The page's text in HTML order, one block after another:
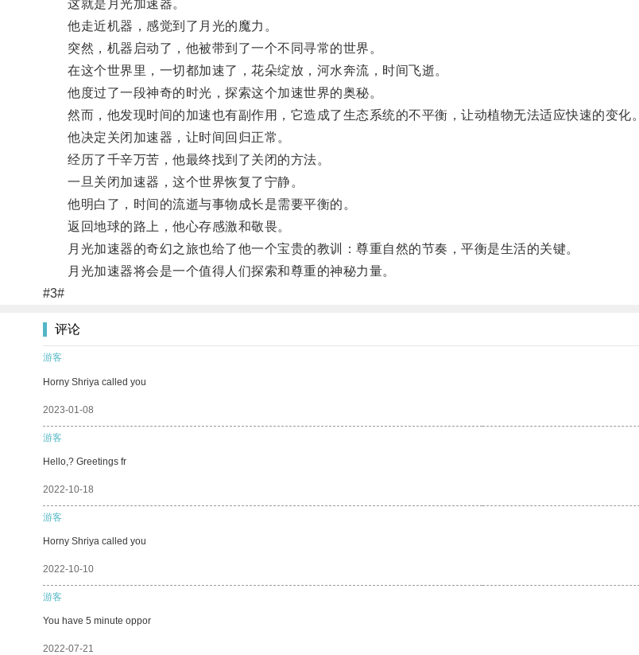
这就是月光加速器。
他走近机器，感觉到了月光的魔力。
突然，机器启动了，他被带到了一个不同寻常的世界。
在这个世界里，一切都加速了，花朵绽放，河水奔流，时间飞逝。
他度过了一段神奇的时光，探索这个加速世界的奥秘。
然而，他发现时间的加速也有副作用，它造成了生态系统的不平衡，让动植物无法适应快速的变化。
他决定关闭加速器，让时间回归正常。
经历了千辛万苦，他最终找到了关闭的方法。
一旦关闭加速器，这个世界恢复了宁静。
他明白了，时间的流逝与事物成长是需要平衡的。
返回地球的路上，他心存感激和敬畏。
月光加速器的奇幻之旅也给了他一个宝贵的教训：尊重自然的节奏，平衡是生活的关键。
月光加速器将会是一个值得人们探索和尊重的神秘力量。
#3#
评论
游客
Horny Shriya called you
2023-01-08
游客
Hello,? Greetings fr
2022-10-18
游客
Horny Shriya called you
2022-10-10
游客
You have 5 minute oppor
2022-07-21